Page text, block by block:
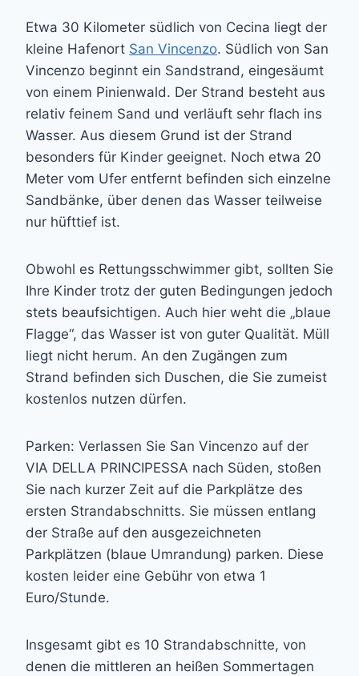
Etwa 30 Kilometer südlich von Cecina liegt der
kleine Hafenort San Vincenzo. Südlich von San
Vincenzo beginnt ein Sandstrand, eingesäumt
von einem Pinienwald. Der Strand besteht aus
relativ feinem Sand und verläuft sehr flach ins
Wasser. Aus diesem Grund ist der Strand
besonders für Kinder geeignet. Noch etwa 20
Meter vom Ufer entfernt befinden sich einzelne
Sandbänke, über denen das Wasser teilweise
nur hüfttief ist.
Obwohl es Rettungsschwimmer gibt, sollten Sie
Ihre Kinder trotz der guten Bedingungen jedoch
stets beaufsichtigen. Auch hier weht die „blaue
Flagge“, das Wasser ist von guter Qualität. Müll
liegt nicht herum. An den Zugängen zum
Strand befinden sich Duschen, die Sie zumeist
kostenlos nutzen dürfen.
Parken: Verlassen Sie San Vincenzo auf der
VIA DELLA PRINCIPESSA nach Süden, stoßen
Sie nach kurzer Zeit auf die Parkplätze des
ersten Strandabschnitts. Sie müssen entlang
der Straße auf den ausgezeichneten
Parkplätzen (blaue Umrandung) parken. Diese
kosten leider eine Gebühr von etwa 1
Euro/Stunde.
Insgesamt gibt es 10 Strandabschnitte, von
denen die mittleren an heißen Sommertagen